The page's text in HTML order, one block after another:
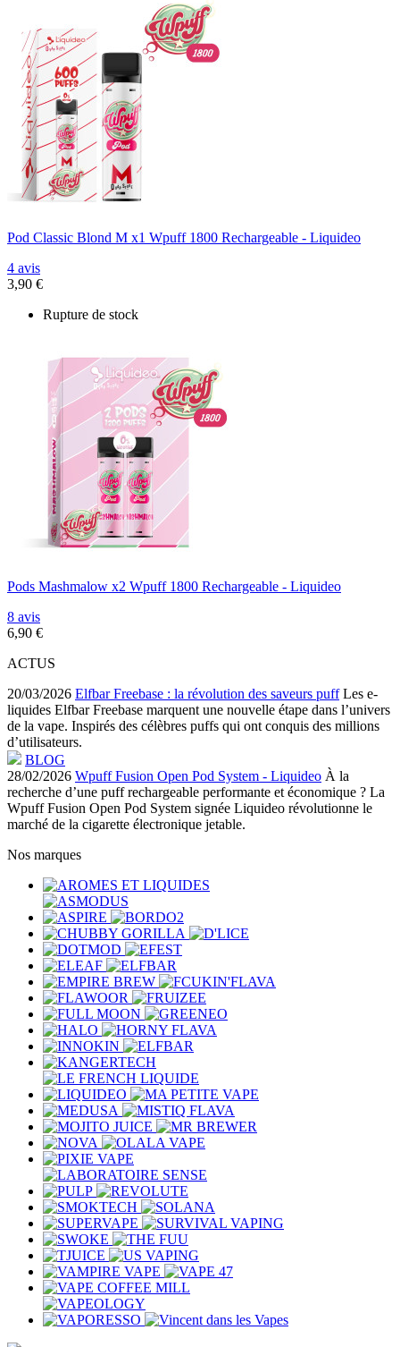
Pod Classic Blond M x1 Wpuff 1800 Rechargeable - Liquideo
4 avis
3,90 €
Rupture de stock
Pods Mashmalow x2 Wpuff 1800 Rechargeable - Liquideo
8 avis
6,90 €
ACTUS
20/03/2026 Elfbar Freebase : la révolution des saveurs puff Les e-
liquides Elfbar Freebase marquent une nouvelle étape dans l’univers
de la vape. Inspirés des célèbres puffs qui ont conquis des millions
d’utilisateurs.
BLOG
28/02/2026 Wpuff Fusion Open Pod System - Liquideo À la
recherche d’une puff rechargeable performante et économique ? La
Wpuff Fusion Open Pod System signée Liquideo révolutionne le
marché de la cigarette électronique jetable.
Nos marques